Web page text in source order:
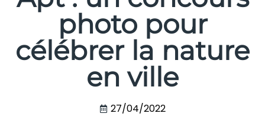
photo pour
célébrer la nature
en ville
27/04/2022